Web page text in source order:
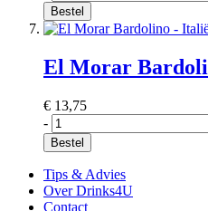
Bestel
El Morar
€ 13,75
-
Bestel
Tips & Advies
Over Drinks4U
Contact